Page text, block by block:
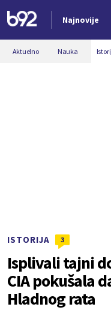
Najnovije
Nova vest
Aktuelno Nauka
ISTORIJA 3
Isplivali tajni
CIA pokušala
Hladnog rata